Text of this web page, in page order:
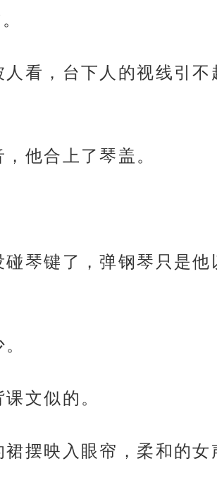
看，台下人的视线引不
他合上了琴盖。
琴键了，弹钢琴只是他
文似的。
摆映入眼帘，柔和的女